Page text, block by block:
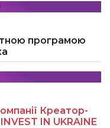
програмою
Креатор-
IN UKRAINE